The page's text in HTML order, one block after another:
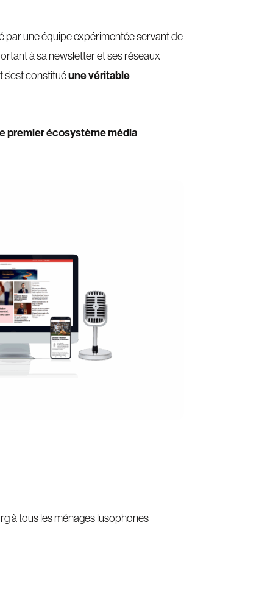
par une équipe expérimentée servant de
à sa newsletter et ses réseaux
constituéune véritable
premier écosystème média
à tous les ménages lusophones